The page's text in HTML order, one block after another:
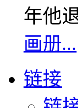
年他
画册...
链接